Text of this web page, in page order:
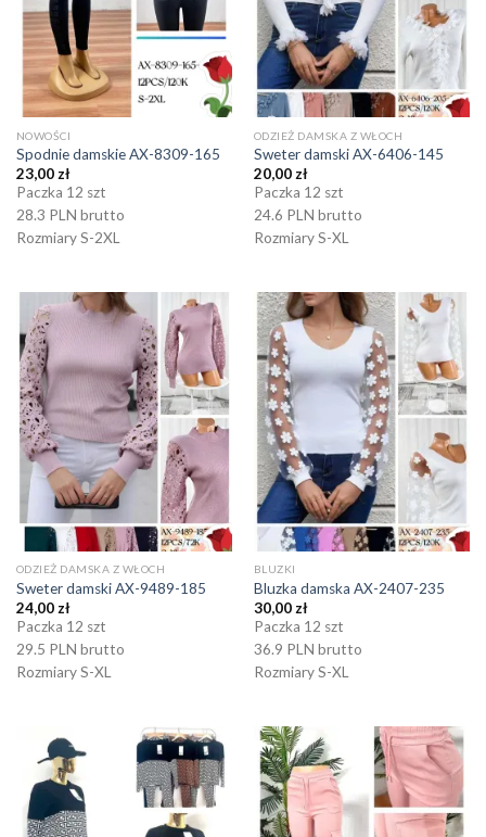
NOWOŚCI
Spodnie damskie AX-8309-165
23,00zł
Paczka 12 szt
28.3 PLN brutto
Rozmiary S-2XL
ODZIEŻ DAMSKA Z WŁOCH
Sweter damski AX-6406-145
20,00zł
Paczka 12 szt
24.6 PLN brutto
Rozmiary S-XL
ODZIEŻ DAMSKA Z WŁOCH
Sweter damski AX-9489-185
24,00 zł
Paczka 12 szt
29.5 PLN brutto
Rozmiary S-XL
BLUZKI
Bluzka damska AX-2407-235
30,00 zł
Paczka 12 szt
36.9 PLN brutto
Rozmiary S-XL